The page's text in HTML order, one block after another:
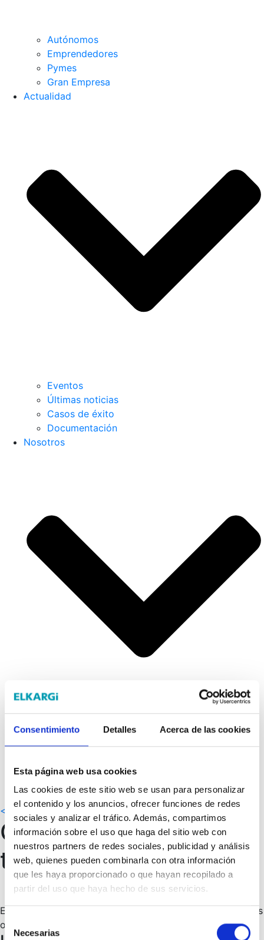
Consentimiento Detalles Acerca de las cookies
Esta página web usa cookies
Las cookies de este sitio web se usan para personalizar
el contenido y los anuncios, ofrecer funciones de redes
sociales y analizar el tráfico. Además, compartimos
información sobre el uso que haga del sitio web con
nuestros partners de redes sociales, publicidad y análisis
web, quienes pueden combinarla con otra información
que les haya proporcionado o que hayan recopilado a
partir del uso que haya hecho de sus servicios.
Necesarias
Autónomos
Emprendedores
Pymes
Gran Empresa
Actualidad
Eventos
Últimas noticias
Casos de éxito
Documentación
Nosotros
Trabaja con nosotros
Equipo de trabajo
Contacto
Elkargi online
<< VER CURSOS
Gestión eficaz del
tiempo
Online
El tiempo es oro, por eso, en este curso veremos diversas
opciones para mejorar la gestión, planteando objetivos.